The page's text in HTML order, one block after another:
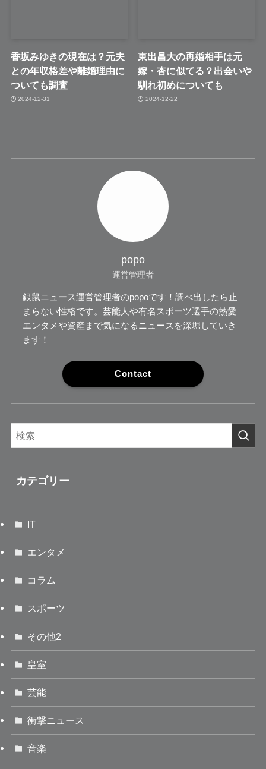
香坂みゆきの現在は？元夫
との年収格差や離婚理由に
ついても調査
2024-12-31
東出昌大の再婚相手は元
嫁・杏に似てる？出会いや
馴れ初めについても
2024-12-22
popo
運営管理者
銀鼠ニュース運営管理者のpopoです！調べ出したら止
まらない性格です。芸能人や有名スポーツ選手の熱愛
エンタメや資産まで気になるニュースを深堀していき
ます！
Contact
カテゴリー
IT
エンタメ
コラム
スポーツ
その他2
皇室
芸能
衝撃ニュース
音楽